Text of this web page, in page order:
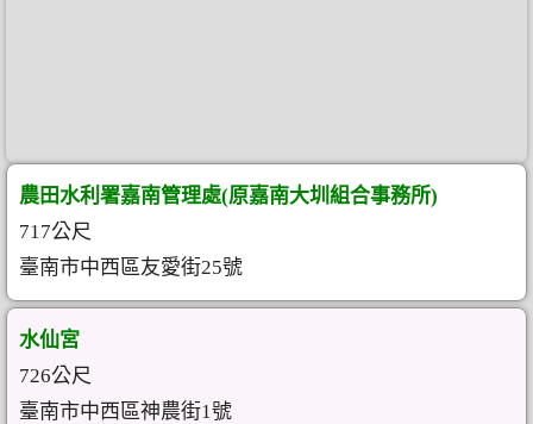
農田水利署嘉南管理處(原嘉南大圳組合事務所)
717公尺
臺南市中西區友愛街25號
水仙宮
726公尺
臺南市中西區神農街1號